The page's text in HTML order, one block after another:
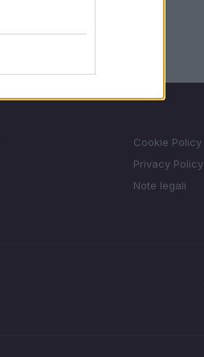
Cookie Policy
Privacy Policy
Note legali